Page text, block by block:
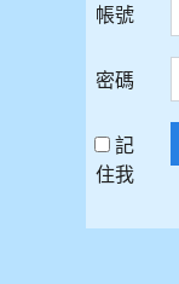
帳號
密碼
記
住我